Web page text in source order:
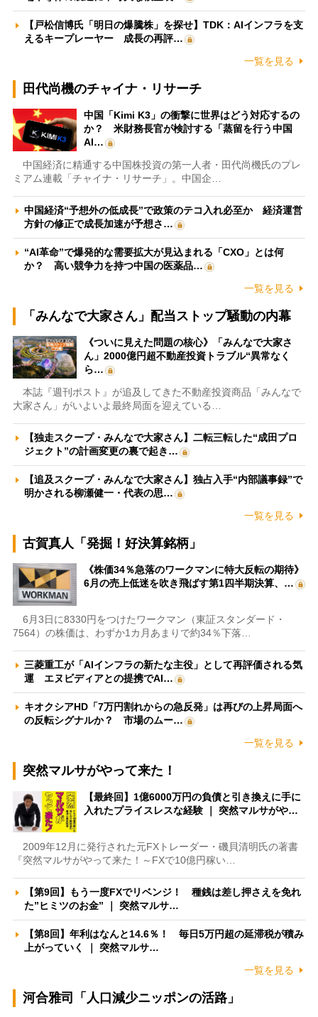
【戸松信博氏「明日の爆騰株」を探せ】TDK：AIインフラを支
えるキープレーヤー 成長の再評…
一覧を見る
田代尚機のチャイナ・リサーチ
中国「Kimi K3」の衝撃に世界はどう対応するの
か？ 米財務長官が検討する「蒸留を行う中国
AI…
中国経済に精通する中国株投資の第一人者・田代尚機氏のプレ
ミアム連載「チャイナ・リサーチ」。中国企…
中国経済“予想外の低成長”で政策のテコ入れ必至か 経済運営
方針の修正で成長加速が予想さ…
“AI革命”で爆発的な需要拡大が見込まれる「CXO」とは何
か？ 高い競争力を持つ中国の医薬品…
一覧を見る
「みんなで大家さん」配当ストップ騒動の内幕
《ついに見えた問題の核心》「みんなで大家さ
ん」2000億円超不動産投資トラブル“異常なく
ら…
本誌『週刊ポスト』が追及してきた不動産投資商品「みんなで
大家さん」がいよいよ最終局面を迎えている…
【独走スクープ・みんなで大家さん】二転三転した“成田プロ
ジェクト”の計画変更の裏で起き…
【追及スクープ・みんなで大家さん】独占入手“内部議事録”で
明かされる柳瀬健一・代表の思…
一覧を見る
古賀真人「発掘！好決算銘柄」
《株価34％急落のワークマンに特大反転の期待》
6月の売上低迷を吹き飛ばす第1四半期決算、…
6月3日に8330円をつけたワークマン（東証スタンダード・
7564）の株価は、わずか1カ月あまりで約34％下落…
三菱重工が「AIインフラの新たな主役」として再評価される気
運 エヌビディアとの提携でAI…
キオクシアHD「7万円割れからの急反発」は再びの上昇局面へ
の反転シグナルか？ 市場のムー…
一覧を見る
突然マルサがやって来た！
【最終回】1億6000万円の負債と引き換えに手に
入れたプライスレスな経験 ｜ 突然マルサがや…
2009年12月に発行された元FXトレーダー・磯貝清明氏の著書
『突然マルサがやって来た！～FXで10億円稼い…
【第9回】もう一度FXでリベンジ！ 種銭は差し押さえを免れ
た”ヒミツのお金” ｜ 突然マルサ…
【第8回】年利はなんと14.6％！ 毎日5万円超の延滞税が積み
上がっていく ｜ 突然マルサ…
一覧を見る
河合雅司「人口減少ニッポンの活路」